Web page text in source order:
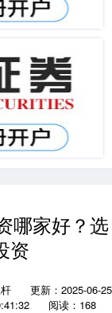
哪家好？选
资
更新：2025-06-25
阅读：168